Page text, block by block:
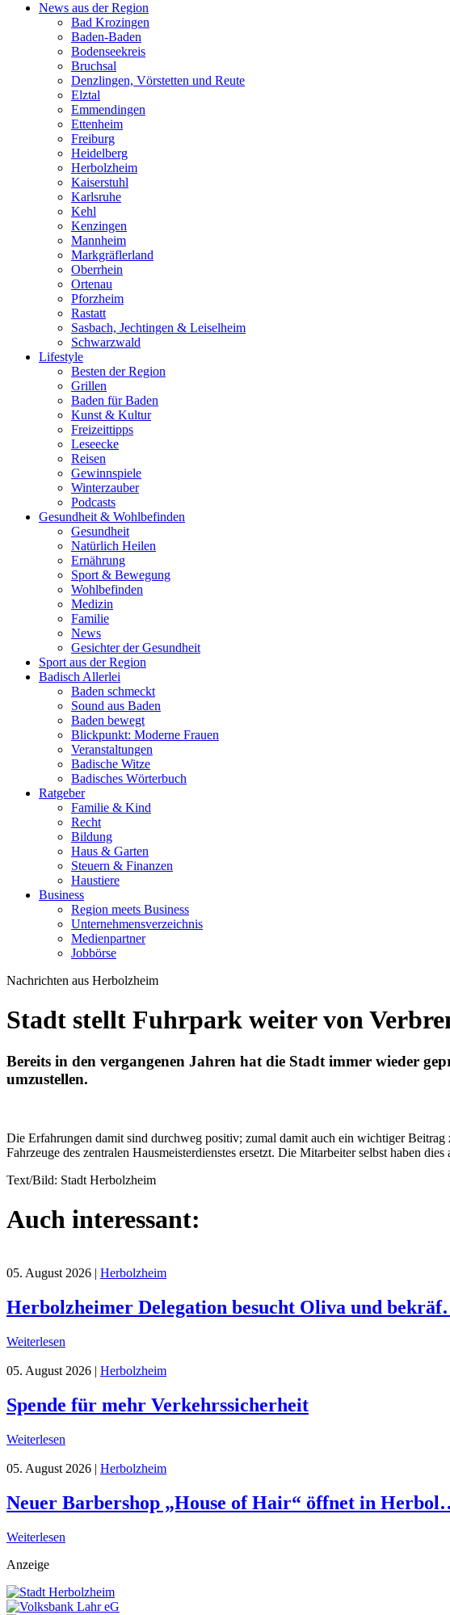
News aus der Region
Bad Krozingen
Baden-Baden
Bodenseekreis
Bruchsal
Denzlingen, Vörstetten und Reute
Elztal
Emmendingen
Ettenheim
Freiburg
Heidelberg
Herbolzheim
Kaiserstuhl
Karlsruhe
Kehl
Kenzingen
Mannheim
Markgräflerland
Oberrhein
Ortenau
Pforzheim
Rastatt
Sasbach, Jechtingen & Leiselheim
Schwarzwald
Lifestyle
Besten der Region
Grillen
Baden für Baden
Kunst & Kultur
Freizeittipps
Leseecke
Reisen
Gewinnspiele
Winterzauber
Podcasts
Gesundheit & Wohlbefinden
Gesundheit
Natürlich Heilen
Ernährung
Sport & Bewegung
Wohlbefinden
Medizin
Familie
News
Gesichter der Gesundheit
Sport aus der Region
Badisch Allerlei
Baden schmeckt
Sound aus Baden
Baden bewegt
Blickpunkt: Moderne Frauen
Veranstaltungen
Badische Witze
Badisches Wörterbuch
Ratgeber
Familie & Kind
Recht
Bildung
Haus & Garten
Steuern & Finanzen
Haustiere
Business
Region meets Business
Unternehmensverzeichnis
Medienpartner
Jobbörse
Nachrichten aus Herbolzheim
Stadt stellt Fuhrpark weiter von
Bereits in den vergangenen Jahren hat die Stadt immer wieder
umzustellen.
Die Erfahrungen damit sind durchweg positiv; zumal damit auch ein wichtiger
Fahrzeuge des zentralen Hausmeisterdienstes ersetzt. Die Mitarbeiter selbst haben
Text/Bild: Stadt Herbolzheim
Auch interessant:
05. August 2026 Herbolzheim
Herbolzheimer Delegation besucht Oliva und
Weiterlesen
05. August 2026 | Herbolzheim
Spende für mehr Verkehrssicherheit
Weiterlesen
05. August 2026 | Herbolzheim
Neuer Barbershop „House of Hair“ öffnet in
Weiterlesen
Anzeige